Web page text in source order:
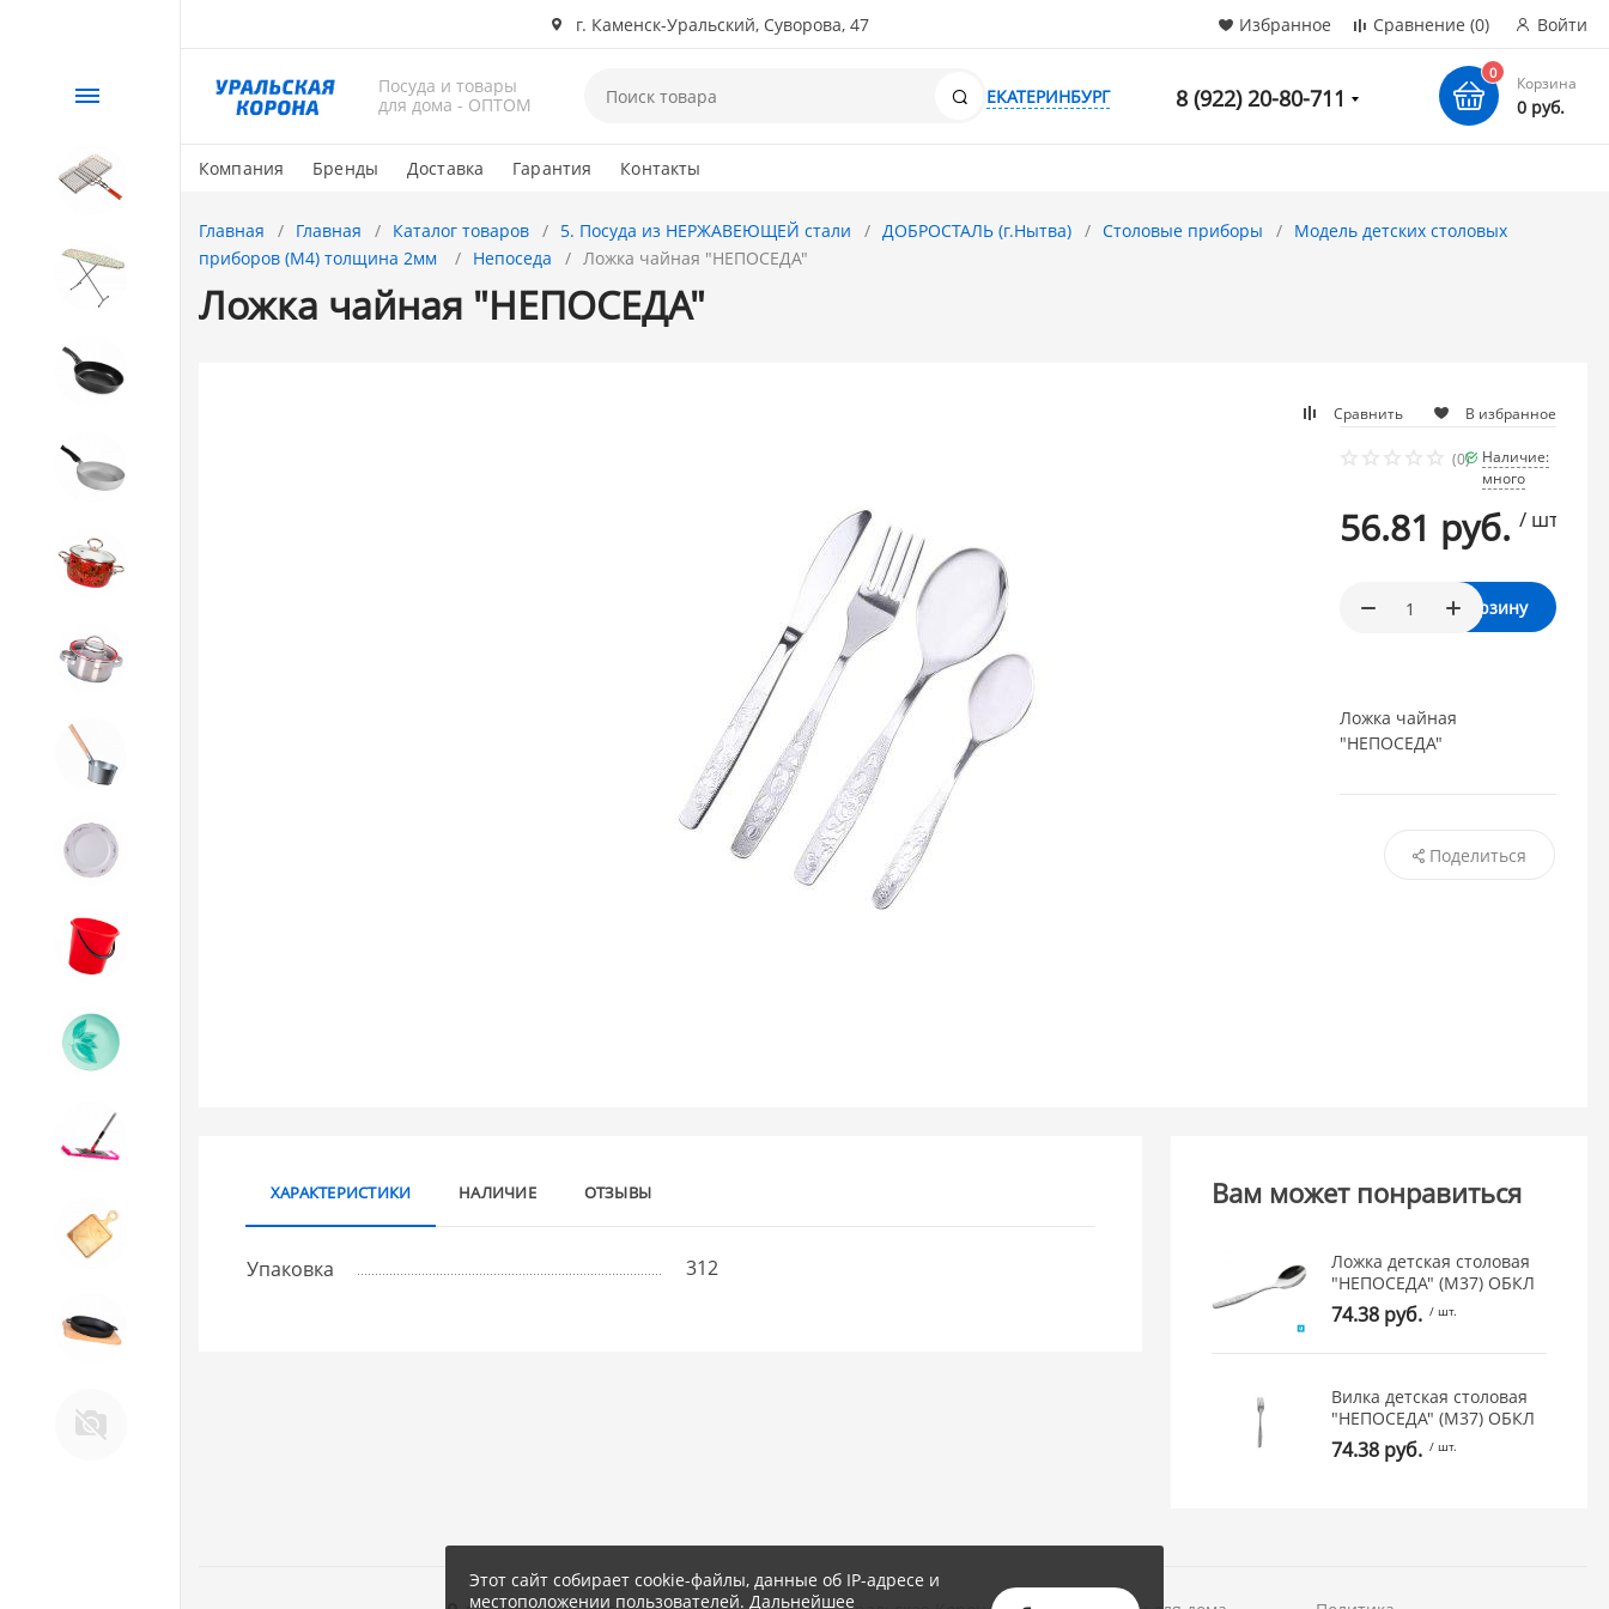
г. Каменск-Уральский, Суворова, 47 Избранное Сравнение (0) Войти
Посуда и товары
для дома - ОПТОМ
Поиск
ЕКАТЕРИНБУРГ 8 (922) 20-80-711
0
Корзина
0 руб.
Компания Бренды Доставка Гарантия Контакты
Каталог
СЕЗОННЫЙ товар
1. Завод Исток
11. Товары для КУХНИ
Главная Главная Каталог товаров 5. Посуда из НЕРЖАВЕЮЩЕЙ стали ДОБРОСТАЛЬ (г.Нытва) Столовые приборы
Модель детских столовых
приборов (М4) толщина 2мм
Непоседа Ложка чайная "НЕПОСЕДА"
Ложка чайная "НЕПОСЕДА"
Сравнить В избранное
(0)
Наличие:
много
56.81 руб. / шт.
В корзину
Ложка чайная
"НЕПОСЕДА"
Поделиться
ХАРАКТЕРИСТИКИ НАЛИЧИЕ ОТЗЫВЫ
Упаковка 312
Вам может понравиться
Ложка детская столовая
"НЕПОСЕДА" (М37) ОБКЛ
74.38 руб. / шт.
Вилка детская столовая
"НЕПОСЕДА" (М37) ОБКЛ
74.38 руб. / шт.
Этот сайт собирает cookie-файлы, данные об IP-адресе и
местоположении пользователей. Дальнейшее